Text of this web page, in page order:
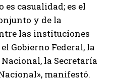
es casualidad; es el
y de la
las instituciones
Gobierno Federal, la
la Secretaría
manifestó.